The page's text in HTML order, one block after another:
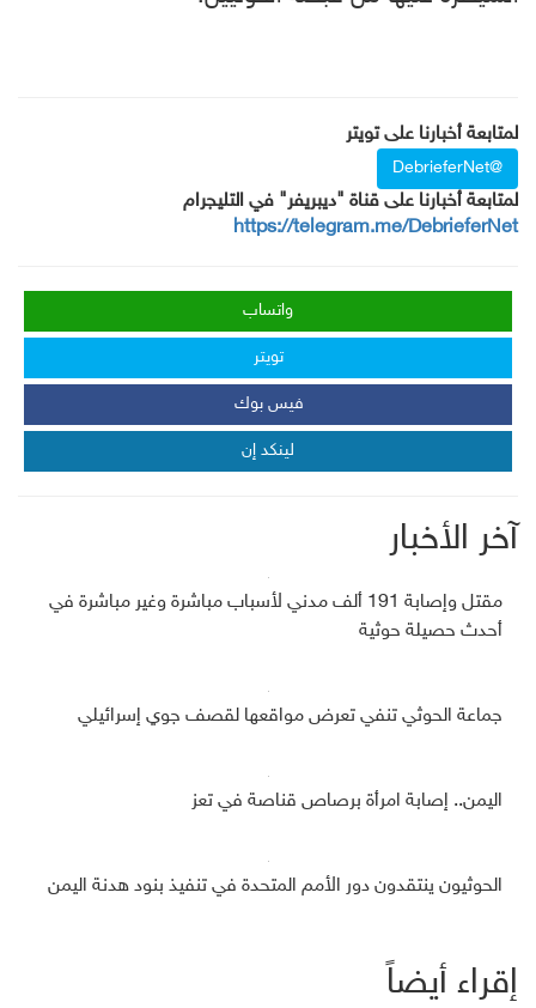
لمتابعة أخبارنا على تويتر
@DebrieferNet
لمتابعة أخبارنا على قناة "ديبريفر" في التليجرام
https://telegram.me/DebrieferNet
واتساب
تويتر
فيس بوك
لينكد إن
آخر الأخبار
مقتل وإصابة 191 ألف مدني لأسباب مباشرة وغير مباشرة في
أحدث حصيلة حوثية
جماعة الحوثي تنفي تعرض مواقعها لقصف جوي إسرائيلي
اليمن.. إصابة امرأة برصاص قناصة في تعز
الحوثيون ينتقدون دور الأمم المتحدة في تنفيذ بنود هدنة اليمن
إقراء أيضاً